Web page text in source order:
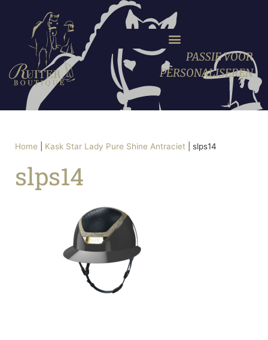
PASSIE VOOR
PERSONALISEREN
Home Kask Star Lady Pure Shine Antraciet slps14
slps14